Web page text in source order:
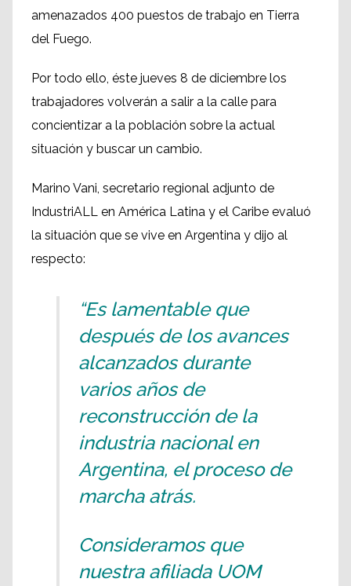
amenazados 400 puestos de trabajo en Tierra
del Fuego.
Por todo ello, éste jueves 8 de diciembre los
trabajadores volverán a salir a la calle para
concientizar a la población sobre la actual
situación y buscar un cambio.
Marino Vani, secretario regional adjunto de
IndustriALL en América Latina y el Caribe evaluó
la situación que se vive en Argentina y dijo al
respecto:
“Es lamentable que
después de los avances
alcanzados durante
varios años de
reconstrucción de la
industria nacional en
Argentina, el proceso de
marcha atrás.
Consideramos que
nuestra afiliada UOM